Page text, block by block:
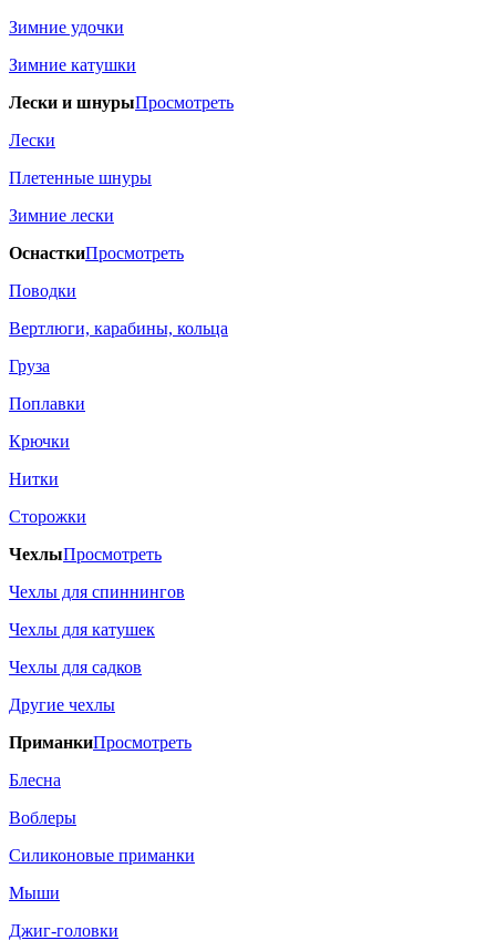
Зимние удочки
Зимние катушки
Лески и шнурыПросмотреть
Лески
Плетенные шнуры
Зимние лески
ОснасткиПросмотреть
Поводки
Вертлюги, карабины, кольца
Груза
Поплавки
Крючки
Нитки
Сторожки
ЧехлыПросмотреть
Чехлы для спиннингов
Чехлы для катушек
Чехлы для садков
Другие чехлы
ПриманкиПросмотреть
Блесна
Воблеры
Силиконовые приманки
Мыши
Джиг-головки